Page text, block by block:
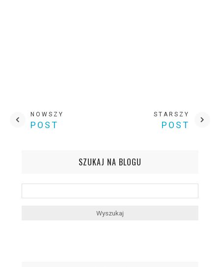
NOWSZY
POST
STARSZY
POST
SZUKAJ NA BLOGU